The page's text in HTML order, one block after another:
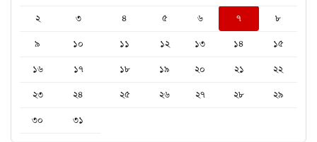
২
৩ ৪ ৫ ৬ ৭
৮
৯
১০ ১১ ১২ ১৩ ১৪
১৫
১৬
১৭ ১৮ ১৯ ২০ ২১
২২
২৩
২৪ ২৫ ২৬ ২৭ ২৮
২৯
৩০
৩১